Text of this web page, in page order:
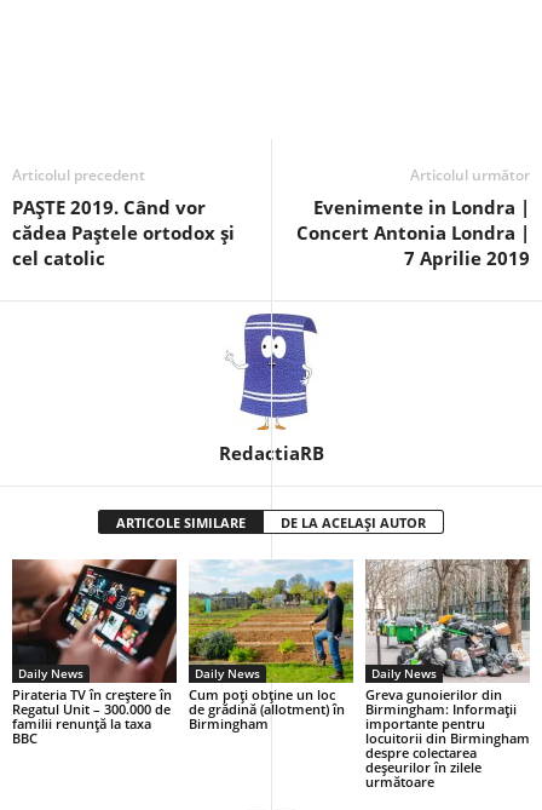
Articolul precedent
PAŞTE 2019. Când vor
cădea Paştele ortodox şi
cel catolic
Articolul următor
Evenimente in Londra |
Concert Antonia Londra |
7 Aprilie 2019
RedactiaRB
ARTICOLE SIMILARE DE LA ACELAȘI AUTOR
Daily News
Pirateria TV în creștere în
Regatul Unit – 300.000 de
familii renunță la taxa
BBC
Daily News
Cum poți obține un loc
de grădină (allotment) în
Birmingham
Daily News
Greva gunoierilor din
Birmingham: Informații
importante pentru
locuitorii din Birmingham
despre colectarea
deșeurilor în zilele
următoare